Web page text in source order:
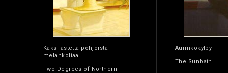
Kaksi astetta pohjoista
melankoliaa
Two Degrees of Northern
Aurinkokylpy
The Sunbath